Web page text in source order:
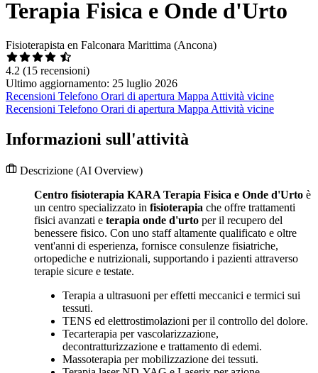
Terapia Fisica e Onde d'Urto
Fisioterapista en Falconara Marittima (Ancona)
4.2 (15 recensioni)
Ultimo aggiornamento: 25 luglio 2026
Recensioni Telefono Orari di apertura Mappa Attività vicine
Recensioni Telefono Orari di apertura Mappa Attività vicine
Informazioni sull'attività
Descrizione (AI Overview)
Centro fisioterapia KARA Terapia Fisica e Onde d'Urto è
un centro specializzato in fisioterapia che offre trattamenti
fisici avanzati e terapia onde d'urto per il recupero del
benessere fisico. Con uno staff altamente qualificato e oltre
vent'anni di esperienza, fornisce consulenze fisiatriche,
ortopediche e nutrizionali, supportando i pazienti attraverso
terapie sicure e testate.
Terapia a ultrasuoni per effetti meccanici e termici sui
tessuti.
TENS ed elettrostimolazioni per il controllo del dolore.
Tecarterapia per vascolarizzazione,
decontratturizzazione e trattamento di edemi.
Massoterapia per mobilizzazione dei tessuti.